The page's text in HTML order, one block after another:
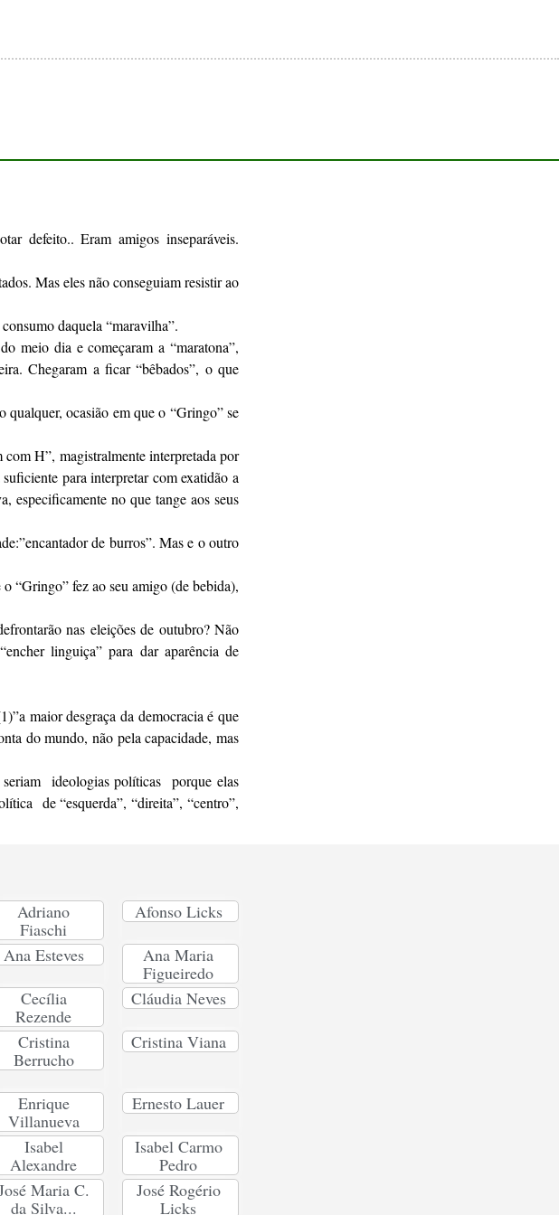
defeito.. Eram amigos inseparáveis.
Mas eles não conseguiam resistir ao
daquela “maravilha”.
meio dia e começaram a “maratona”,
Chegaram a ficar “bêbados”, o que
qualquer, ocasião em que o “Gringo” se
H”, magistralmente interpretada por
para interpretar com exatidão a
especificamente no que tange aos seus
de burros”. Mas e o outro
“Gringo” fez ao seu amigo (de bebida),
nas eleições de outubro? Não
linguiça” para dar aparência de
maior desgraça da democracia é que
do mundo, não pela capacidade, mas
seriam ideologias políticas porque elas
de “esquerda”, “direita”, “centro”,
Adriano
Fiaschi
Afonso Licks
Ana Esteves
Ana Maria
Figueiredo
Cecília
Rezende
Cláudia Neves
Cristina
Berrucho
Cristina Viana
Enrique
Villanueva
Ernesto Lauer
Isabel
Alexandre
Isabel Carmo
Pedro
Maria C.
da Silva...
José Rogério
Licks